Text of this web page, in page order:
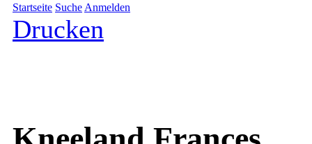
Startseite Suche Anmelden
Drucken